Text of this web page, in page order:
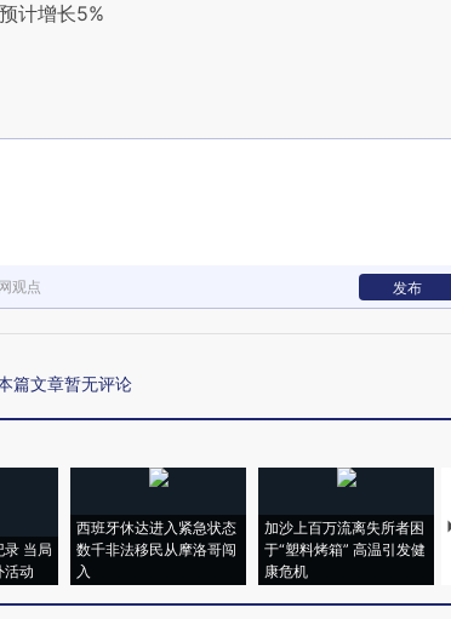
计增长5%
观点 发布
篇文章暂无评论
录 当局
活动
西班牙休达进入紧急状态
数千非法移民从摩洛哥闯
入
加沙上百万流离失所者困
于“塑料烤箱” 高温引发健
康危机